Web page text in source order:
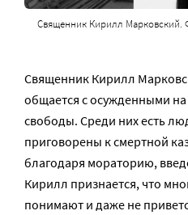
Священник Кирилл Марковский.
Священник Кирилл
общается с осужденными
свободы. Среди них есть
приговорены к смертной
благодаря мораторию,
Кирилл признается, что
понимают и даже не